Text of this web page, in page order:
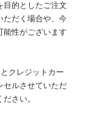
目的としたご注文
ただく場合や、今
能性がございます
クレジットカー
セルさせていただ
さい。